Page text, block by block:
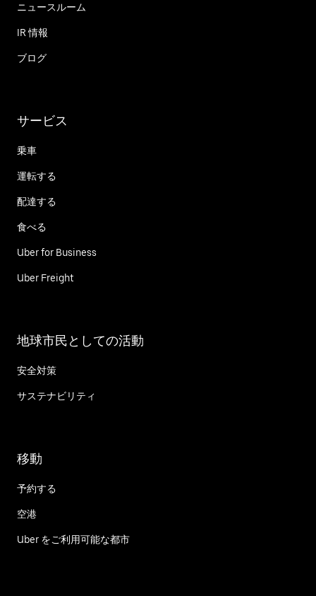
ニュースルーム
IR 情報
ブログ
サービス
乗車
運転する
配達する
食べる
Uber for Business
Uber Freight
地球市民としての活動
安全対策
サステナビリティ
移動
予約する
空港
Uber をご利用可能な都市